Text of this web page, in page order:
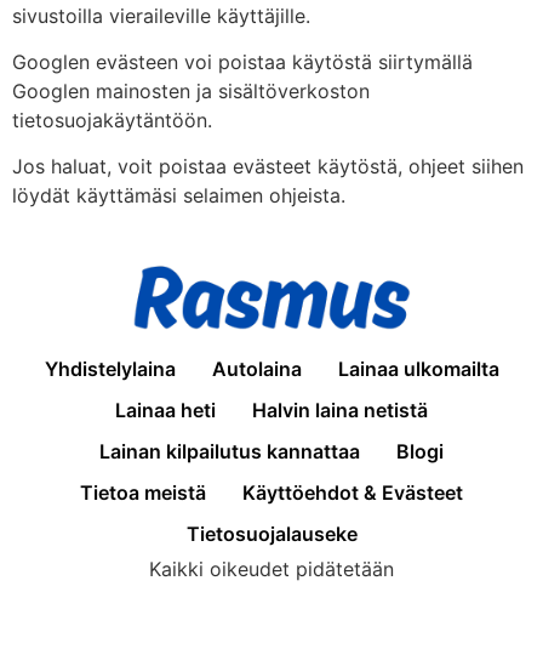
sivustoilla vieraileville käyttäjille.
Googlen evästeen voi poistaa käytöstä siirtymällä
Googlen mainosten ja sisältöverkoston
tietosuojakäytäntöön.
Jos haluat, voit poistaa evästeet käytöstä, ohjeet siihen
löydät käyttämäsi selaimen ohjeista.
Yhdistelylaina Autolaina
Lainaa ulkomailta
Lainaa heti
Halvin laina netistä
Lainan kilpailutus kannattaa
Blogi
Tietoa meistä
Käyttöehdot & Evästeet
Tietosuojalauseke
Kaikki oikeudet pidätetään